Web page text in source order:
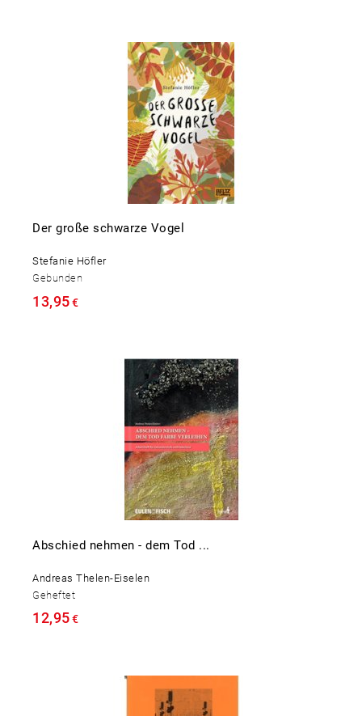
Der große schwarze Vogel
Stefanie Höfler
Gebunden
13,95€
Abschied nehmen - dem Tod ...
Andreas Thelen-Eiselen
Geheftet
12,95€